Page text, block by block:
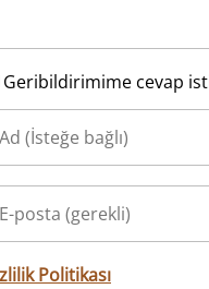
Geribildirimime cevap
Politikası